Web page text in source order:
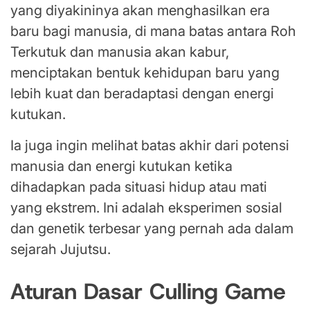
yang diyakininya akan menghasilkan era
baru bagi manusia, di mana batas antara Roh
Terkutuk dan manusia akan kabur,
menciptakan bentuk kehidupan baru yang
lebih kuat dan beradaptasi dengan energi
kutukan.
Ia juga ingin melihat batas akhir dari potensi
manusia dan energi kutukan ketika
dihadapkan pada situasi hidup atau mati
yang ekstrem. Ini adalah eksperimen sosial
dan genetik terbesar yang pernah ada dalam
sejarah Jujutsu.
Aturan Dasar Culling Game